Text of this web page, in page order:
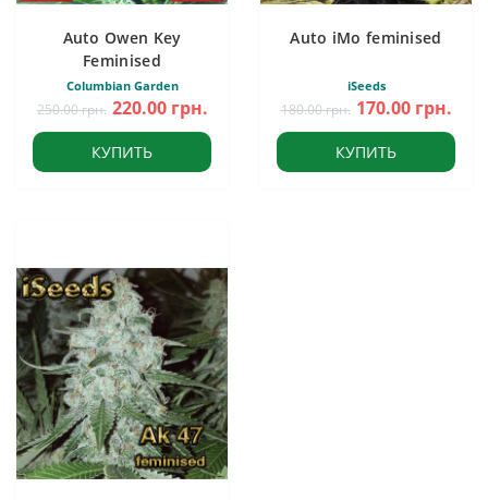
Auto Owen Key
Feminised
Columbian Garden
250.00 грн. 220.00 грн.
КУПИТЬ
Auto iMo feminised
iSeeds
180.00 грн. 170.00 грн.
КУПИТЬ